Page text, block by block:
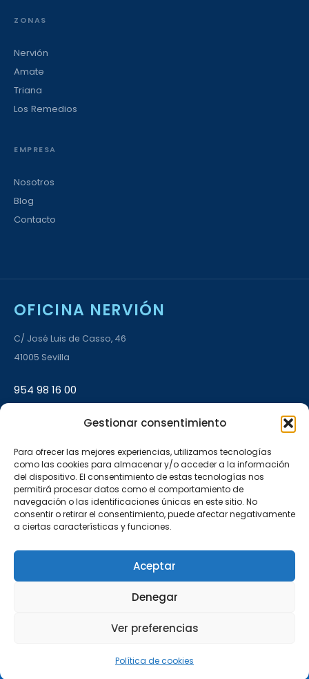
Gestionar consentimiento
Para ofrecer las mejores experiencias, utilizamos tecnologías
como las cookies para almacenar y/o acceder a la información
del dispositivo. El consentimiento de estas tecnologías nos
permitirá procesar datos como el comportamiento de
navegación o las identificaciones únicas en este sitio. No
consentir o retirar el consentimiento, puede afectar negativamente
a ciertas características y funciones.
Aceptar
Denegar
Ver preferencias
Política de cookies
ZONAS
Nervión
Amate
Triana
Los Remedios
EMPRESA
Nosotros
Blog
Contacto
OFICINA NERVIÓN
C/ José Luis de Casso, 46
41005 Sevilla
954 98 16 00
L–V 9:00–14:00 · 17:00–20:00
OFICINA AMATE
C/ Carlos Marx, 16, Bloque 6, Local A
41006 Sevilla
955 54 54 50
L–V 9:00–14:00 · 17:00–20:00
© 2005–2026 VivenziaCIF
Aviso legal
WhatsApp